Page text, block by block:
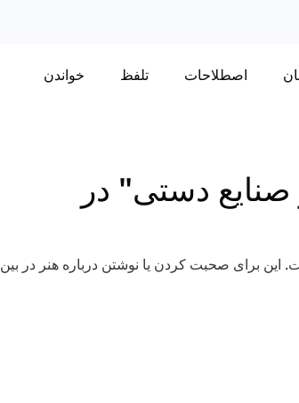
اصطلاحات تلفظ خواندن
صنایع دستی" در
این برای صحبت کردن یا نوشتن درباره هنر در بین